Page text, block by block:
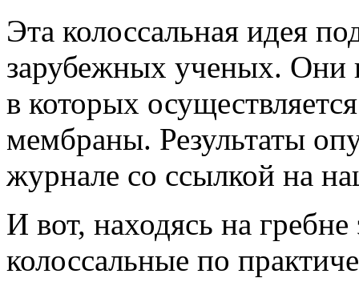
Эта колоссальная идея
зарубежных ученых. Они
в которых
мембраны. Результаты
журнале со ссылкой на
И вот, находясь на
колоссальные по